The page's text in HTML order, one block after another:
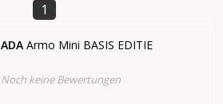
1
ADA Armo Mini BASIS EDITIE
Noch keine Bewertungen